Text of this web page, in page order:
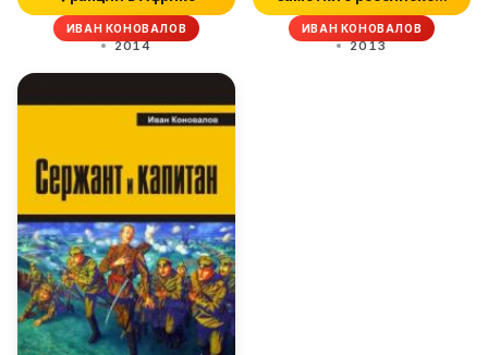
ИВАН КОНОВАЛОВ
2014
о...
ИВАН КОНОВАЛОВ
2013